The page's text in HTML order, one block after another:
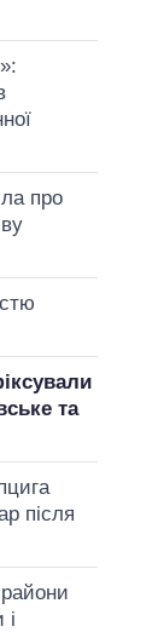
про
та
після